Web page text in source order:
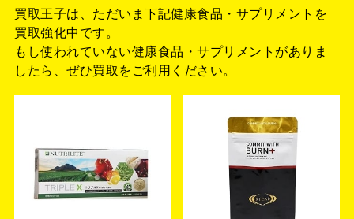
買取王子は、ただいま下記健康食品・サプリメントを
買取強化中です。
もし使われていない健康食品・サプリメントがありま
したら、ぜひ買取をご利用ください。